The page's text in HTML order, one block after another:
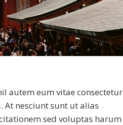
autem eum vitae consectetur
nesciunt sunt ut alias
sed voluptas harum